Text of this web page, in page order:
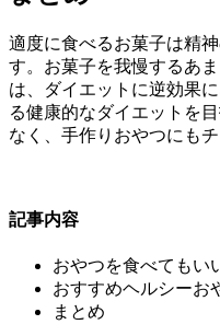
適度に食べるお菓子は精
す。お菓子を我慢するあ
は、ダイエットに逆効果
る健康的なダイエットを
なく、手作りおやつにも
記事内容
おやつを食べてもい
おすすめヘルシーお
まとめ